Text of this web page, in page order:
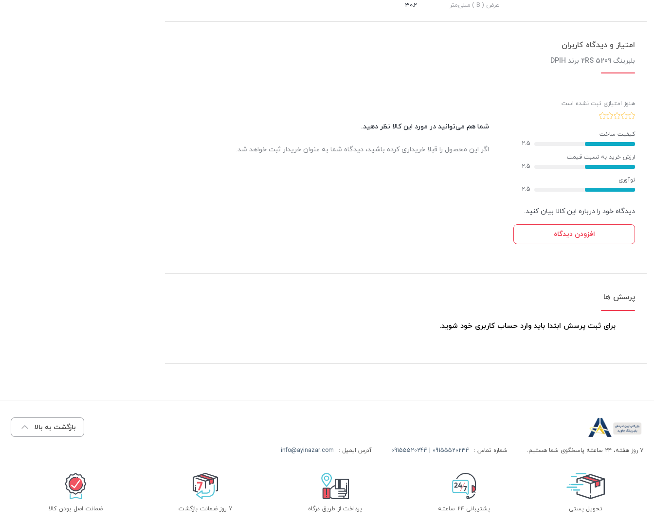
عرض ( B ) میلی‌متر 30.2
امتیاز و دیدگاه کاربران
بلبرینگ 5209 2RS برند DPIH
هنوز امتیازی ثبت نشده است
کیفیت ساخت
2.5
ارزش خرید به نسبت قیمت
2.5
نوآوری
2.5
دیدگاه خود را درباره این کالا بیان کنید.
افزودن دیدگاه
شما هم می‌توانید در مورد این کالا نظر دهید.
اگر این محصول را قبلا خریداری کرده باشید، دیدگاه شما به عنوان خریدار ثبت خواهد شد.
پرسش ها
برای ثبت پرسش ابتدا باید وارد حساب کاربری خود شوید.
بازگشت به بالا
۷ روز هفته، ۲۴ ساعته پاسخگوی شما هستیم. شماره تماس : 09155520234 | 09155520244 آدرس ایمیل : info@ayinazar.com
تحویل پستی پشتیبانی 24 ساعته پرداخت از طریق درگاه 7 روز ضمانت بازگشت ضمانت اصل بودن کالا